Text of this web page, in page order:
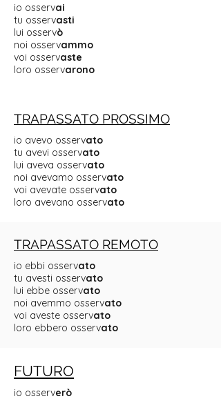
io osservai
tu osservasti
lui osservò
noi osservammo
voi osservaste
loro osservarono
TRAPASSATO PROSSIMO
io avevo osservato
tu avevi osservato
lui aveva osservato
noi avevamo osservato
voi avevate osservato
loro avevano osservato
TRAPASSATO REMOTO
io ebbi osservato
tu avesti osservato
lui ebbe osservato
noi avemmo osservato
voi aveste osservato
loro ebbero osservato
FUTURO
io osserverò